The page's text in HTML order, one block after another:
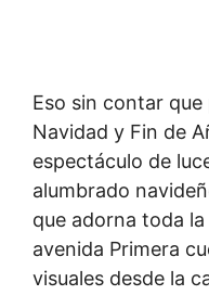
Eso sin contar
Navidad y Fin de
espectáculo de
alumbrado
que adorna toda
avenida Primera
visuales desde la